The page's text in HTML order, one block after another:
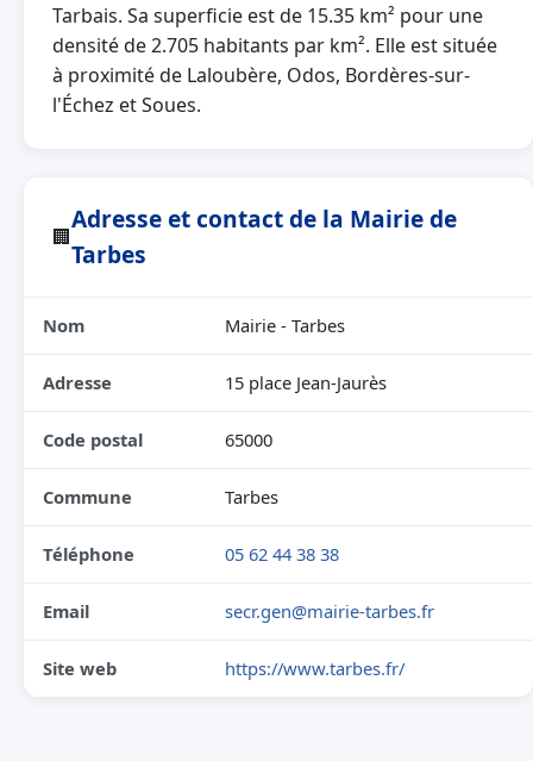
Tarbais. Sa superficie est de 15.35 km² pour une
densité de 2.705 habitants par km². Elle est située
à proximité de Laloubère, Odos, Bordères-sur-
l'Échez et Soues.
🏢
Adresse et contact de la Mairie de
Tarbes
Nom Mairie - Tarbes
Adresse 15 place Jean-Jaurès
Code postal 65000
Commune Tarbes
Téléphone 05 62 44 38 38
Email secr.gen@mairie-tarbes.fr
Site web https://www.tarbes.fr/